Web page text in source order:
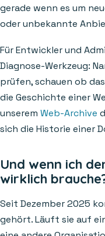
gerade wenn es um
oder unbekannte
Für Entwickler und
Diagnose-Werkzeug:
prüfen, schauen ob
die Geschichte einer
unserem Web-Archive
sich die Historie einer
Und wenn ich
wirklich
Seit Dezember 2025
gehört. Läuft sie auf